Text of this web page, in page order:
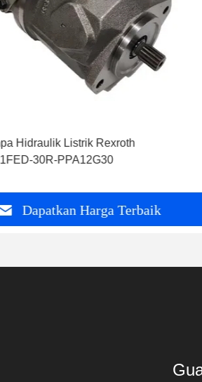
Hidraulik Listrik Rexroth
30R-PPA12G30
Dapatkan Harga Terbaik